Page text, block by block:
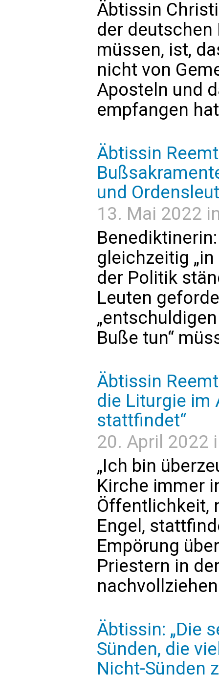
Äbtissin
der
müssen, ist,
nicht von
Aposteln und
empfangen
Äbtissin
und
13. Mai 2022
gleichzeitig
der Politik
Leuten
Buße tun“
Äbtissin
die Liturgie im
stattfindet“
20. April 2022
„Ich bin
Kirche immer
Öffentlichkeit,
Engel,
Empörung
Priestern in
Äbtissin: „Die
Sünden, die
Nicht-Sünden